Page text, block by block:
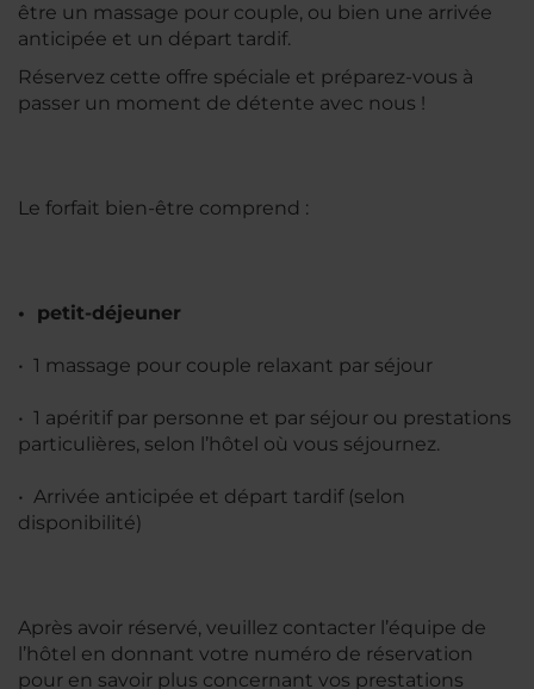
être un massage pour couple, ou bien une arrivée
anticipée et un départ tardif.
Réservez cette offre spéciale et préparez-vous à
passer un moment de détente avec nous !
Le forfait bien-être comprend :
• petit-déjeuner
• 1 massage pour couple relaxant par séjour
• 1 apéritif par personne et par séjour ou prestations
particulières, selon l’hôtel où vous séjournez.
• Arrivée anticipée et départ tardif (selon
disponibilité)
Après avoir réservé, veuillez contacter l’équipe de
l’hôtel en donnant votre numéro de réservation
pour en savoir plus concernant vos prestations